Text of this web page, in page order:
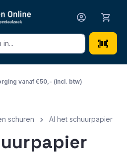
grootste en voordeligste assortiment van
schuren Al het schuurpapier